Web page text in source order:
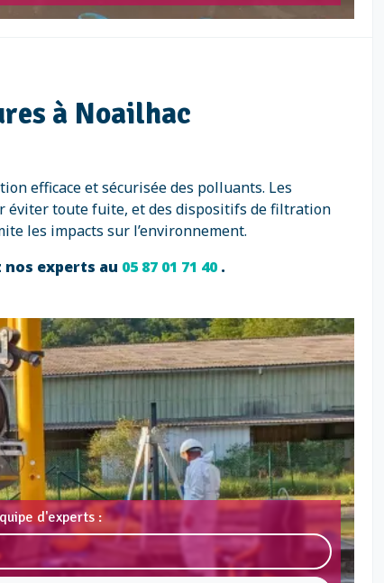
à Noailhac
efficace et sécurisée des polluants. Les
éviter toute fuite, et des dispositifs de filtration
les impacts sur l’environnement.
experts au 05 87 01 71 40.
d'experts :